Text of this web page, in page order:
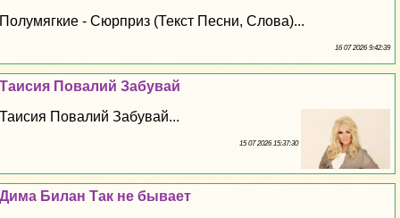
Полумягкие - Сюрприз (Текст Песни, Слова)...
16 07 2026 9:42:39
Таисия Повалий Забувай
Таисия Повалий Забувай...
15 07 2026 15:37:30
Дима Билан Так не бывает